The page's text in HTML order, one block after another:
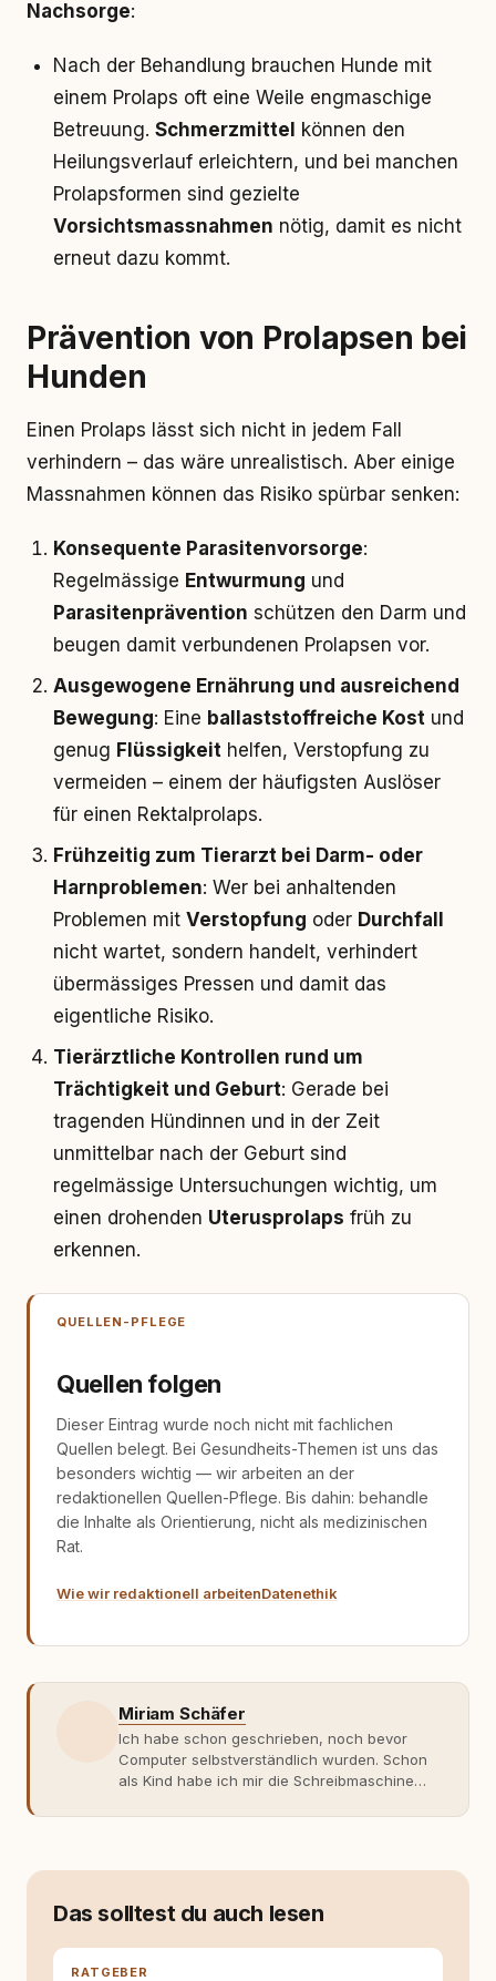
Nachsorge:
Nach der Behandlung brauchen Hunde mit
einem Prolaps oft eine Weile engmaschige
Betreuung. Schmerzmittel
können den
Heilungsverlauf erleichtern, und bei manchen
Prolapsformen sind gezielte
Vorsichtsmassnahmen nötig, damit es nicht
erneut dazu kommt.
Prävention von Prolapsen bei
Hunden
Einen Prolaps lässt sich nicht in jedem Fall
verhindern – das wäre unrealistisch. Aber einige
Massnahmen können das Risiko spürbar senken:
Konsequente Parasitenvorsorge:
Regelmässige Entwurmung und
Parasitenprävention schützen den Darm und
beugen damit verbundenen Prolapsen vor.
Ausgewogene Ernährung und ausreichend
Bewegung: Eine ballaststoffreiche Kost und
genug Flüssigkeit helfen, Verstopfung zu
vermeiden – einem der häufigsten Auslöser
für einen Rektalprolaps.
Frühzeitig zum Tierarzt bei Darm- oder
Harnproblemen: Wer bei anhaltenden
Problemen mit Verstopfung oder Durchfall
nicht wartet, sondern handelt, verhindert
übermässiges Pressen und damit das
eigentliche Risiko.
Tierärztliche Kontrollen rund um
Trächtigkeit und Geburt: Gerade bei
tragenden Hündinnen und in der Zeit
unmittelbar nach der Geburt sind
regelmässige Untersuchungen wichtig, um
einen drohenden Uterusprolaps früh zu
erkennen.
QUELLEN-PFLEGE
Quellen folgen
Dieser Eintrag wurde noch nicht mit fachlichen
Quellen belegt. Bei Gesundheits-Themen ist uns das
besonders wichtig — wir arbeiten an der
redaktionellen Quellen-Pflege. Bis dahin: behandle
die Inhalte als Orientierung, nicht als medizinischen
Rat.
Wie wir redaktionell arbeitenDatenethik
Miriam Schäfer
Ich habe schon geschrieben, noch bevor
Computer selbstverständlich wurden. Schon
als Kind habe ich mir die Schreibmaschine
getippt: Geschichten, Beobachtungen,
weniger guten Erfahrungen. Umso mehr hat
erlebt habe, wie verantwortungsvoll und
bewusst gute Hundehaltung funktionieren
Das solltest du auch lesen
RATGEBER